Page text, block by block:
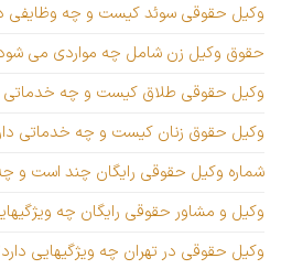
وکیل حقوقی سوئد کیست و چه وظایفی
حقوق وکیل زن شامل چه مواردی می
وکیل حقوقی طلاق کیست و چه خدماتی
وکیل حقوق زنان کیست و چه خدماتی
شماره وکیل حقوقی رایگان چند است و
وکیل و مشاور حقوقی رایگان چه
وکیل حقوقی در تهران چه ویژگیهایی